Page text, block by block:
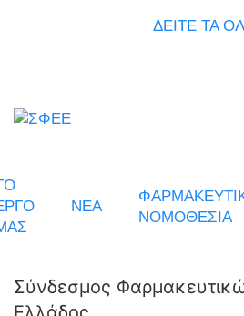
ΔΕΙΤΕ ΤΑ
ΝΕΑ
ΝΟΜΟΘΕΣΙΑ
Σύνδεσμος